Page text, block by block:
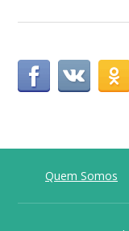
Quem Somos